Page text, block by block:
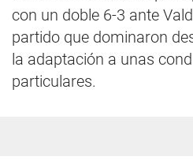
con un doble 6-3 ante
partido que dominaron
la adaptación a unas
particulares.